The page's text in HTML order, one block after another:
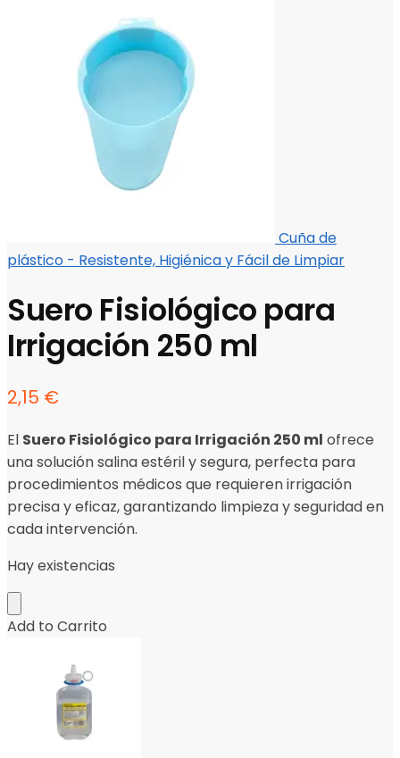
Cuña de
plástico - Resistente, Higiénica y Fácil de Limpiar
Suero Fisiológico para
Irrigación 250 ml
2,15 €
El Suero Fisiológico para Irrigación 250 ml ofrece
una solución salina estéril y segura, perfecta para
procedimientos médicos que requieren irrigación
precisa y eficaz, garantizando limpieza y seguridad en
cada intervención.
Hay existencias
Add to Carrito